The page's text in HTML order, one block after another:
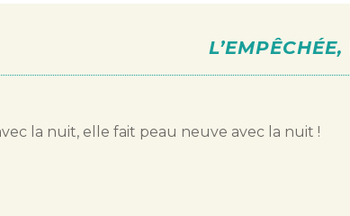
L’EMPÊCHÉE,
la nuit, elle fait peau neuve avec la nuit !